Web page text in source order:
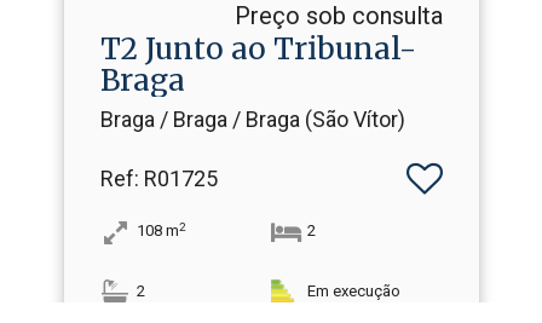
Preço sob consulta
T2 Junto ao Tribunal-
Braga
Braga / Braga / Braga (São Vítor)
Ref: R01725
108 m2 2
2 Em execução